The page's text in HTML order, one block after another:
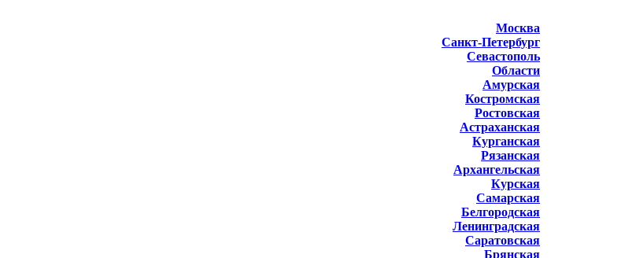
Москва
Санкт-Петербург
Севастополь
Области
Амурская
Костромская
Ростовская
Астраханская
Курганская
Рязанская
Архангельская
Курская
Самарская
Белгородская
Ленинградская
Саратовская
Брянская